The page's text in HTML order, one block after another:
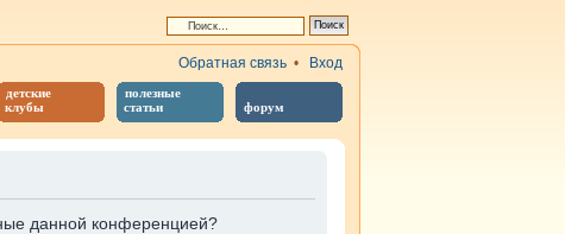
детские
клубы
полезные
статьи
форум
Обратная связь • Вход
данной конференцией?